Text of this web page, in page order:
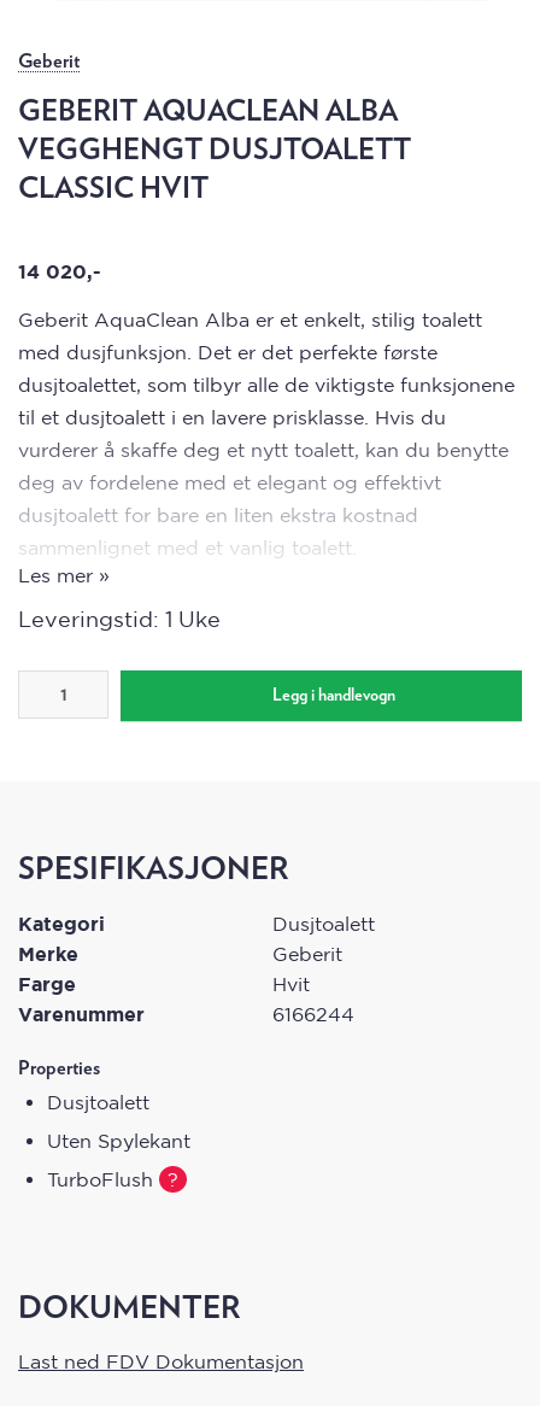
Geberit
GEBERIT AQUACLEAN ALBA
VEGGHENGT DUSJTOALETT
CLASSIC HVIT
14 020,-
Geberit AquaClean Alba er et enkelt, stilig toalett
med dusjfunksjon. Det er det perfekte første
dusjtoalettet, som tilbyr alle de viktigste funksjonene
til et dusjtoalett i en lavere prisklasse. Hvis du
vurderer å skaffe deg et nytt toalett, kan du benytte
deg av fordelene med et elegant og effektivt
dusjtoalett for bare en liten ekstra kostnad
sammenlignet med et vanlig toalett.
egenskaper, som WhirlSpray dusj og TurboFlush
inn i ethvert baderom. Ser ut som et tradisjonelt
toalett, men det kan gjøre så mye mer. Med åpen
toalett
Dusjtoalettet har en avtakbar dusjdyse og
kantfri toalettskål som forenkler rengjøringen
Toalettet styres enkelt med den medfølgende
Effektive TurboFlush-teknologien, sørger for
spesielt stillegående og grundig skylling av den
kantløse toalettskålen
fjernkontrollen. I Geberit Home-appen på
Les mer »
Leveringstid: 1 Uke
Legg i handlevogn
SPESIFIKASJONER
Kategori
Dusjtoalett
Merke
Geberit
Farge
Hvit
Varenummer
6166244
Properties
Dusjtoalett
Uten Spylekant
TurboFlush
?
DOKUMENTER
Last ned FDV Dokumentasjon